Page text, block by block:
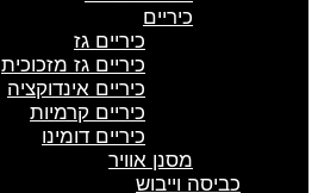
כיריים
כיריים גז
כיריים גז מזכוכית
כיריים אינדוקציה
כיריים קרמיות
כיריים דומינו
מסנן אוויר
כביסה וייבוש